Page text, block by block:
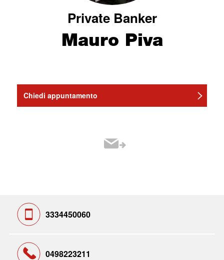
Private Banker
Mauro Piva
Chiedi appuntamento
3334450060
0498223211